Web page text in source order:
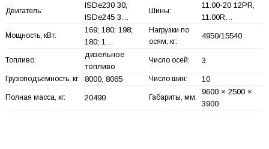
Двигатель:
ISDe230 30;
ISDe245 3…
Шины:
11.00-20 12PR,
11.00R…
Мощность, кВт:
169; 180; 198;
180; 1…
Нагрузки по
осям, кг:
4950/15540
Топливо:
дизельное
топливо
Число осей: 3
Грузоподъемность, кг: 8000, 8065 Число шин: 10
Полная масса, кг: 20490 Габариты, мм:
9600 × 2500 ×
3900